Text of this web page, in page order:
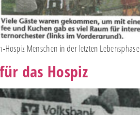
Hospiz Menschen in der letzten Lebensphase
das Hospiz